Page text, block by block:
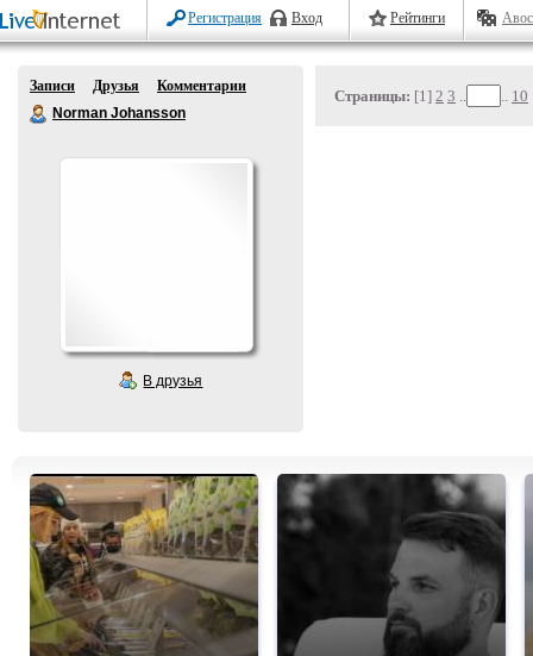
Регистрация Вход Рейтинги
Записи Друзья
Комментарии
Norman Johansson
В друзья
Страницы: [1] 2 3 .. .. 10